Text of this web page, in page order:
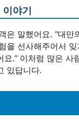
이야기
은 말했어요. “대만
을 선사해주어서
요.” 이처럼 많은 사
있답니다.